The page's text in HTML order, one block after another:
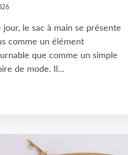
jour, le sac à main se présente
comme un élément
que comme un simple
de mode. Il…